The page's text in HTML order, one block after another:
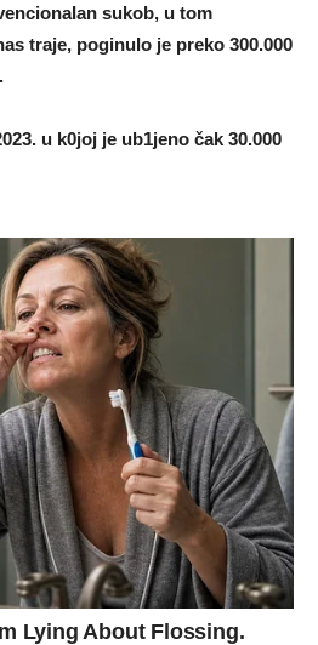
sukob, u tom
traje, poginuIo je preko 300.000
u k0joj je ub1jeno čak 30.000